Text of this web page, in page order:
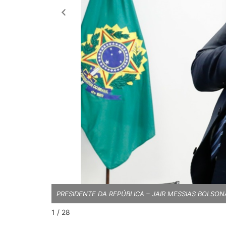
PRESIDENTE DA REPÚBLICA – JAIR MESSIAS
1 / 28